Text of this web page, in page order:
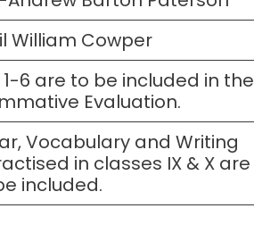
William Cowper
1-6 are to be included in the
Evaluation.
Vocabulary and Writing
in classes IX & X are
included.